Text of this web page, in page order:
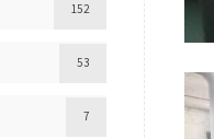
152
53
7